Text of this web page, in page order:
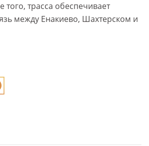
трасса обеспечивает
между Енакиево, Шахтерском и